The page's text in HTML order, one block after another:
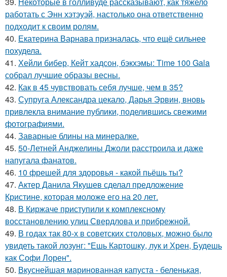
работать с Энн хэтэуэй, настолько она ответственно
подходит к своим ролям.
40. Екатерина Варнава призналась, что ещё сильнее
похудела.
41. Хейли бибер, Кейт хадсон, бэкхэмы: Time 100 Gala
собрал лучшие образы весны.
42. Как в 45 чувствовать себя лучше, чем в 35?
43. Супруга Александра цекало, Дарья Эрвин, вновь
привлекла внимание публики, поделившись свежими
фотографиями.
44. Заварные блины на минералке.
45. 50-Летней Анджелины Джоли расстроила и даже
напугала фанатов.
46. 10 фрешей для здоровья - какой пьёшь ты?
47. Актер Данила Якушев сделал предложение
Кристине, которая моложе его на 20 лет.
48. В Киржаче приступили к комплексному
восстановлению улиц Свердлова и прибрежной.
49. В годах так 80-х в советских столовых, можно было
увидеть такой лозунг: "Ешь Картошку, лук и Хрен, Будешь
как Софи Лорен".
50. Вкуснейшая маринованная капуста - беленькая,